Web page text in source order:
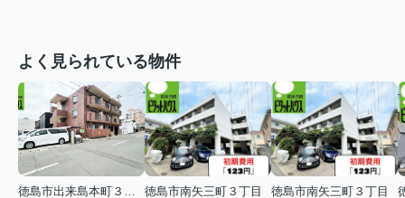
よく見られている物件
徳島市南矢三町３丁目
徳島市南矢三町３丁目